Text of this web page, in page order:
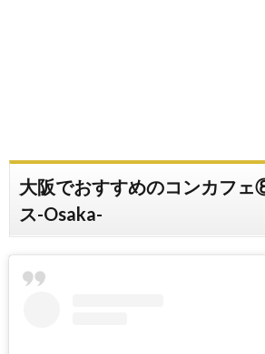
大阪でおすすめのコンカフ
ス-Osaka-